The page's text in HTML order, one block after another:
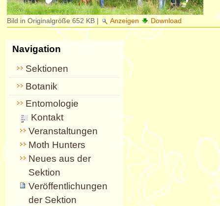
Bild in Originalgröße 652 KB| Anzeigen Download
Navigation
Sektionen
Botanik
Entomologie
Kontakt
Veranstaltungen
Moth Hunters
Neues aus der
Sektion
Veröffentlichungen
der Sektion